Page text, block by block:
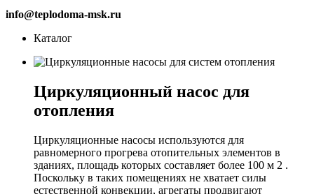
info@teplodoma-msk.ru
Каталог
Циркуляционный насос для
отопления
Циркуляционные насосы используются для
равномерного прогрева отопительных элементов в
зданиях, площадь которых составляет более 100 м 2 .
Поскольку в таких помещениях не хватает силы
естественной конвекции, агрегаты продвигают